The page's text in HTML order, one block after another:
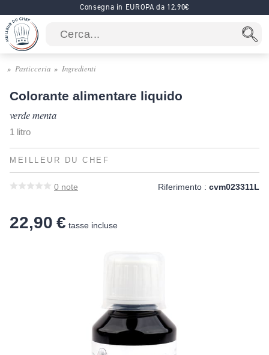
Consegna in EUROPA da 12.90€
Pasticceria Ingredienti
Colorante alimentare liquido
verde menta
1 litro
MEILLEUR DU CHEF
0 note Riferimento : cvm023311L
22,90 € tasse incluse